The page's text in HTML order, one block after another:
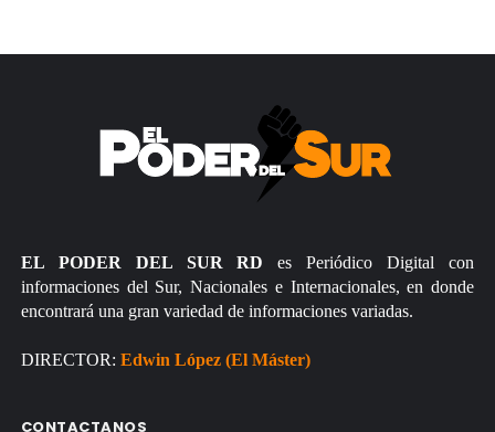
EL PODER DEL SUR RD es Periódico Digital con
informaciones del Sur, Nacionales e Internacionales, en donde
encontrará una gran variedad de informaciones variadas.
DIRECTOR: Edwin López (El Máster)
CONTACTANOS